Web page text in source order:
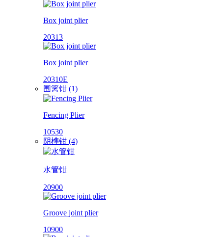
Box joint plier
20313
Box joint plier
20310E
围篱钳 (1)
Fencing Plier
10530
阴榫钳 (4)
水管钳
20900
Groove joint plier
10900